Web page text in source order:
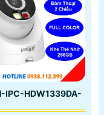
IPC-HDW1339DA-